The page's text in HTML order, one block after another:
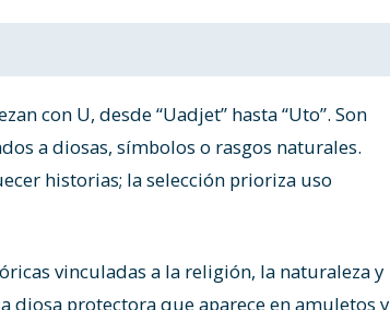
con U, desde “Uadjet” hasta “Uto”. Son
a diosas, símbolos o rasgos naturales.
historias; la selección prioriza uso
vinculadas a la religión, la naturaleza y
diosa protectora que aparece en amuletos y